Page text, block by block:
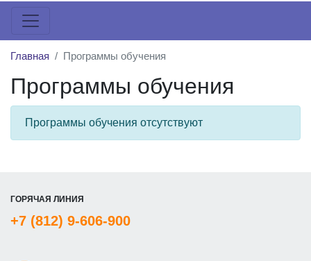
Главная Программы обучения
Программы обучения
Программы обучения отсутствуют
ГОРЯЧАЯ ЛИНИЯ
+7 (812) 9-606-900